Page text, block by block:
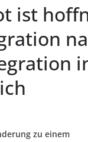
ist
zu einem